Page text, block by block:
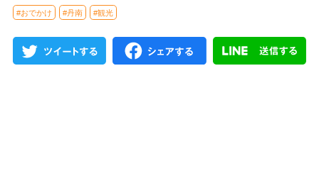
#おでかけ #丹南 #観光